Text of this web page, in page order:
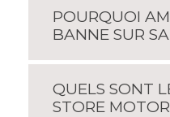
POURQUOI
BANNE SUR
QUELS SONT
STORE